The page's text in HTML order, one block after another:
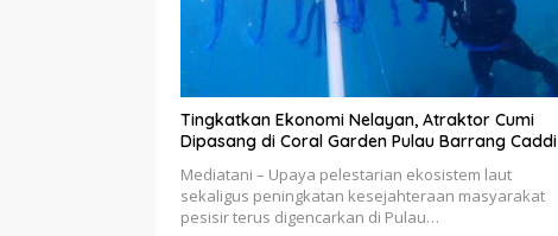
Tingkatkan Ekonomi Nelayan, Atraktor Cumi
Dipasang di Coral Garden Pulau Barrang Caddi
Mediatani – Upaya pelestarian ekosistem laut
sekaligus peningkatan kesejahteraan masyarakat
pesisir terus digencarkan di Pulau…